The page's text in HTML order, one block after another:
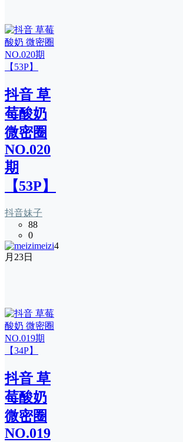
抖音 草
莓酸奶
微密圈
NO.020
期
【53P】
抖音妹子
88
0
meizi4
月23日
抖音 草
莓酸奶
微密圈
NO.019